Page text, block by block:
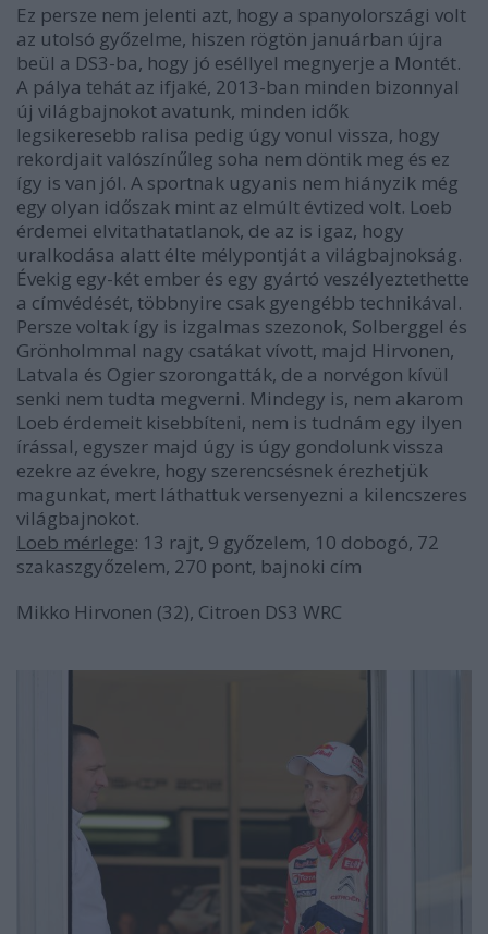
Ez persze nem jelenti azt, hogy a spanyolországi volt
az utolsó győzelme, hiszen rögtön januárban újra
beül a DS3-ba, hogy jó eséllyel megnyerje a Montét.
A pálya tehát az ifjaké, 2013-ban minden bizonnyal
új világbajnokot avatunk, minden idők
legsikeresebb ralisa pedig úgy vonul vissza, hogy
rekordjait valószínűleg soha nem döntik meg és ez
így is van jól. A sportnak ugyanis nem hiányzik még
egy olyan időszak mint az elmúlt évtized volt. Loeb
érdemei elvitathatatlanok, de az is igaz, hogy
uralkodása alatt élte mélypontját a világbajnokság.
Évekig egy-két ember és egy gyártó veszélyeztethette
a címvédését, többnyire csak gyengébb technikával.
Persze voltak így is izgalmas szezonok, Solberggel és
Grönholmmal nagy csatákat vívott, majd Hirvonen,
Latvala és Ogier szorongatták, de a norvégon kívül
senki nem tudta megverni. Mindegy is, nem akarom
Loeb érdemeit kisebbíteni, nem is tudnám egy ilyen
írással, egyszer majd úgy is úgy gondolunk vissza
ezekre az évekre, hogy szerencsésnek érezhetjük
magunkat, mert láthattuk versenyezni a kilencszeres
világbajnokot.
Loeb mérlege: 13 rajt, 9 győzelem, 10 dobogó, 72
szakaszgyőzelem, 270 pont, bajnoki cím
Mikko Hirvonen (32), Citroen DS3 WRC